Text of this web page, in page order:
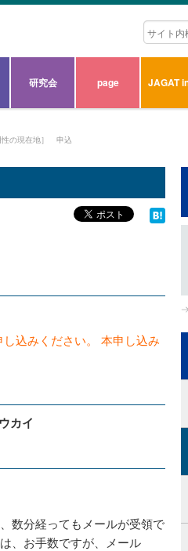
研究会 page JAGAT
性の現在地］ 申込
込みください。 本申し込み
カイ
数分経ってもメールが受領で
、お手数ですが、メール